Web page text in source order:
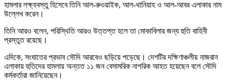
হামলার লক্ষ্যবস্তু হিসেবে তিনি আল-রুওয়াইক, আল-থানিয়াহ ও আল-আবর এলাকার নাম
উল্লেখ করেন।
তিনি আরও বলেন, পরিস্থিতি আরও উত্তপ্ত হলে তা মোকাবিলার জন্য হুতি বাহিনী
প্রস্তুত রয়েছে।
এদিকে, সংঘাতের প্রভাব সৌদি আরবেও ছড়িয়ে পড়েছে। দেশটির দক্ষিণাঞ্চলীয় নাজরান
এলাকায় হুতিদের হামলায় অন্তত ১১ জন বেসামরিক নাগরিক আহত হয়েছেন বলে সৌদি
কর্মকর্তারা জানিয়েছেন।